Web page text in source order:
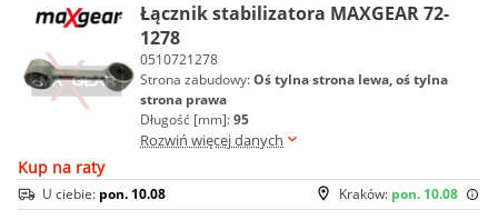
Łącznik stabilizatora MAXGEAR 72-
1278
0510721278
Strona zabudowy:Oś tylna strona lewa, oś tylna
strona prawa
Długość [mm]:95
Rozwiń więcej danych
Kup na raty
Kraków: pon. 10.08
U ciebie: pon. 10.08